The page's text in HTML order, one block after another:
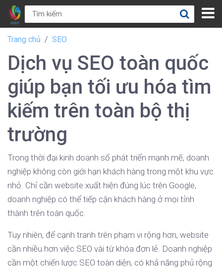
Trang chủ SEO
Dịch vụ SEO toàn quốc
giúp bạn tối ưu hóa tìm
kiếm trên toàn bộ thị
trường
Trong thời đại kinh doanh số phát triển mạnh mẽ, doanh
nghiệp không còn giới hạn khách hàng trong một khu vực
nhỏ. Chỉ cần website xuất hiện đúng lúc trên Google,
doanh nghiệp có thể tiếp cận khách hàng ở mọi tỉnh
thành trên toàn quốc.
Tuy nhiên, để cạnh tranh trên phạm vi rộng hơn, website
cần nhiều hơn việc SEO vài từ khóa đơn lẻ. Doanh nghiệp
cần một chiến lược SEO toàn diện, có khả năng phủ rộng